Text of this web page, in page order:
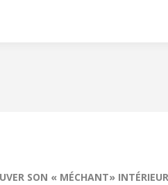
SON « MÉCHANT» INTÉRIEUR